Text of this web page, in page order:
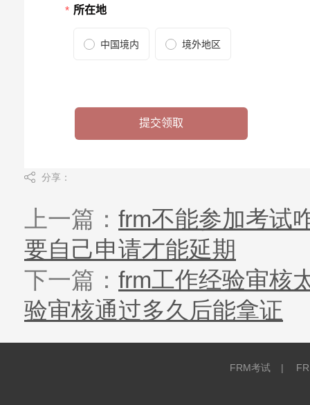
分享：
上一篇： frm不能参加考试
要自己申请才能延期
下一篇： frm工作经验审核
验审核通过多久后能拿证
FRM考试 |